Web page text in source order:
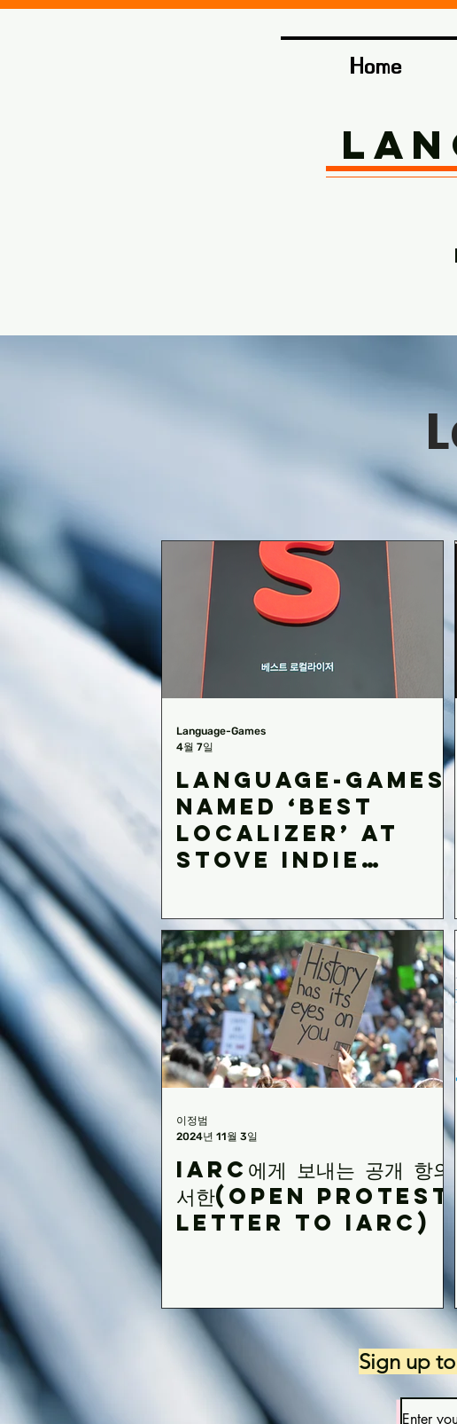
Home
Language-Games
Named ‘Best
Localizer’ at
STOVE Indie
Announces
Special
Discount for
New Clients
Language-Games
4월 7일
IARC에게 보내는 공개 항의
서한(Open Protest
Letter to IARC)
이정범
2024년 11월 3일
Sign up